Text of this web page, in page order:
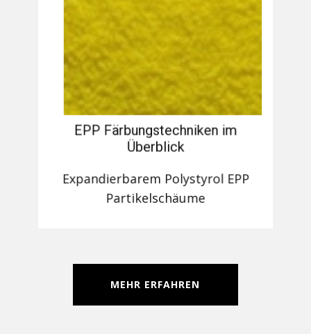
EPP Färbungstechniken im
Überblick
Expandierbarem Polystyrol EPP
Partikelschäume
MEHR ERFAHREN